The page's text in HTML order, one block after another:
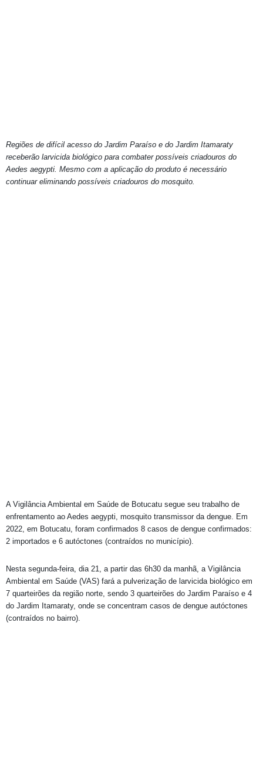
Regiões de difícil acesso do Jardim Paraíso e do Jardim Itamaraty
receberão larvicida biológico para combater possíveis criadouros do
Aedes aegypti. Mesmo com a aplicação do produto é necessário
continuar eliminando possíveis criadouros do mosquito.
A Vigilância Ambiental em Saúde de Botucatu segue seu trabalho de
enfrentamento ao Aedes aegypti, mosquito transmissor da dengue. Em
2022, em Botucatu, foram confirmados 8 casos de dengue confirmados:
2 importados e 6 autóctones (contraídos no município).
Nesta segunda-feira, dia 21, a partir das 6h30 da manhã, a Vigilância
Ambiental em Saúde (VAS) fará a pulverização de larvicida biológico em
7 quarteirões da região norte, sendo 3 quarteirões do Jardim Paraíso e 4
do Jardim Itamaraty, onde se concentram casos de dengue autóctones
(contraídos no bairro).